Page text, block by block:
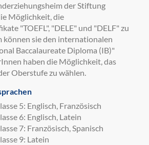
der Stiftung
Möglichkeit, die
"TOEFL", "DELE" und "DELF" zu
können sie den internationalen
Baccalaureate Diploma (IB)"
haben die Möglichkeit, das
Oberstufe zu wählen.
5: Englisch, Französisch
6: Englisch, Latein
7: Französisch, Spanisch
9: Latein